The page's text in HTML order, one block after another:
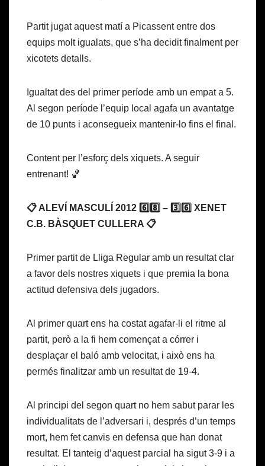
Partit jugat aquest matí a Picassent entre dos
equips molt igualats, que s’ha decidit finalment per
xicotets detalls.
Igualtat des del primer període amb un empat a 5.
Al segon període l’equip local agafa un avantatge
de 10 punts i aconsegueix mantenir-lo fins el final.
Content per l’esforç dels xiquets. A seguir
entrenant! 🏀
📋 ALEVÍ MASCULÍ 2012 6️⃣8️⃣ – 3️⃣6️⃣ XENET
C.B. BÀSQUET CULLERA 📋
Primer partit de Lliga Regular amb un resultat clar
a favor dels nostres xiquets i que premia la bona
actitud defensiva dels jugadors.
Al primer quart ens ha costat agafar-li el ritme al
partit, però a la fi hem començat a córrer i
desplaçar el baló amb velocitat, i això ens ha
permés finalitzar amb un resultat de 19-4.
Al principi del segon quart no hem sabut parar les
individualitats de l’adversari i, després d’un temps
mort, hem fet canvis en defensa que han donat
resultat. El tanteig d’aquest parcial ha sigut 3-9 i a